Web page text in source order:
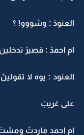
العنودَ : وشووو! ؟
ام احمدْ : قصيرً
العنود : يوه لا
على غريبً
ام احمد ماردتً